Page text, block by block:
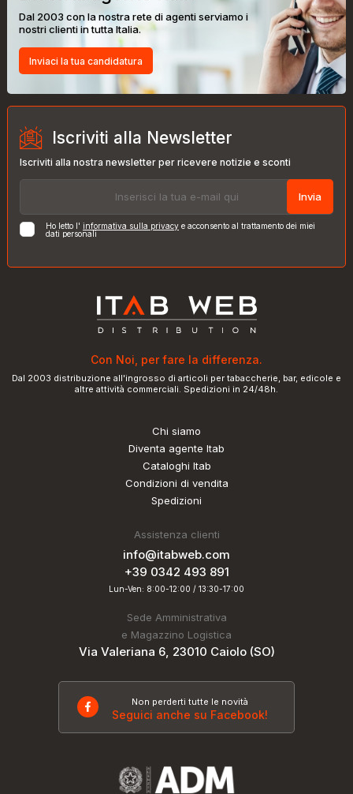
Dal 2003 con la nostra rete di agenti serviamo i
nostri clienti in tutta Italia.
Inviaci la tua candidatura
Iscriviti alla Newsletter
Iscriviti alla nostra newsletter per ricevere notizie e sconti
Invia
Ho letto l' informativa sulla privacy e acconsento al trattamento dei miei
dati personali
Con Noi, per fare la differenza.
Dal 2003 distribuzione all'ingrosso di articoli per tabaccherie, bar, edicole e
altre attività commerciali. Spedizioni in 24/48h.
Chi siamo
Diventa agente Itab
Cataloghi Itab
Condizioni di vendita
Spedizioni
Assistenza clienti
info@itabweb.com
+39 0342 493 891
Lun-Ven: 8:00-12:00 / 13:30-17:00
Sede Amministrativa
e Magazzino Logistica
Via Valeriana 6, 23010 Caiolo (SO)
Non perderti tutte le novità
Seguici anche su Facebook!